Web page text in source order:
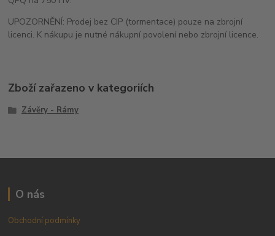
UPOZORNĚNÍ: Prodej bez CIP (tormentace) pouze na zbrojní
licenci. K nákupu je nutné nákupní povolení nebo zbrojní licence.
Zboží zařazeno v kategoriích
Závěry - Rámy
O nás
Obchodní podmínky